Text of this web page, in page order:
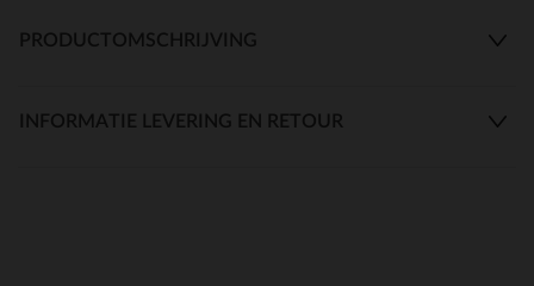
PRODUCTOMSCHRIJVING
INFORMATIE LEVERING EN RETOUR